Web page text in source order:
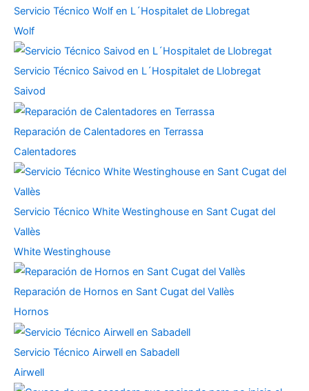
Servicio Técnico Wolf en L´Hospitalet de Llobregat
Wolf
Servicio Técnico Saivod en L´Hospitalet de Llobregat
Saivod
Reparación de Calentadores en Terrassa
Calentadores
Servicio Técnico White Westinghouse en Sant Cugat del
Vallès
White Westinghouse
Reparación de Hornos en Sant Cugat del Vallès
Hornos
Servicio Técnico Airwell en Sabadell
Airwell